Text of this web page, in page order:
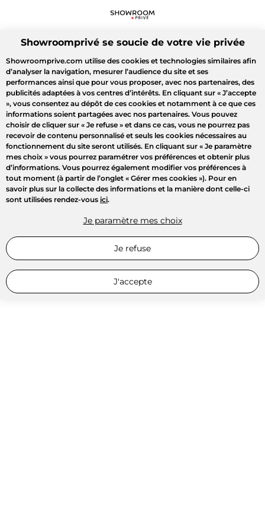
Showroomprivé se soucie de votre vie privée
Showroomprive.com utilise des cookies et technologies similaires afin
d’analyser la navigation, mesurer l’audience du site et ses
performances ainsi que pour vous proposer, avec nos partenaires, des
publicités adaptées à vos centres d’intérêts. En cliquant sur « J’accepte
», vous consentez au dépôt de ces cookies et notamment à ce que ces
informations soient partagées avec nos partenaires. Vous pouvez
choisir de cliquer sur « Je refuse » et dans ce cas, vous ne pourrez pas
recevoir de contenu personnalisé et seuls les cookies nécessaires au
fonctionnement du site seront utilisés. En cliquant sur « Je paramètre
mes choix » vous pourrez paramétrer vos préférences et obtenir plus
d’informations. Vous pourrez également modifier vos préférences à
tout moment (à partir de l’onglet « Gérer mes cookies »). Pour en
savoir plus sur la collecte des informations et la manière dont celle-ci
sont utilisées rendez-vous ici.
Je paramètre mes choix
Je refuse
J'accepte